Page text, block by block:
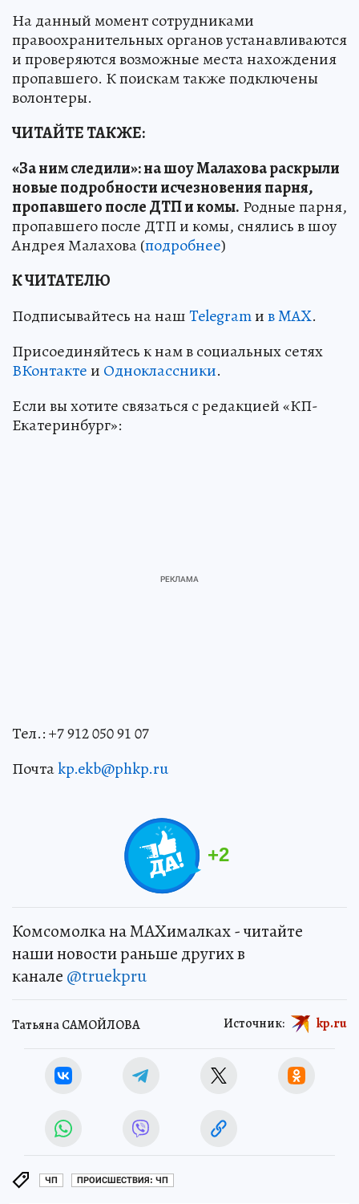
На данный момент сотрудниками
правоохранительных органов устанавливаются
и проверяются возможные места нахождения
пропавшего. К поискам также подключены
волонтеры.
ЧИТАЙТЕ ТАКЖЕ:
«За ним следили»: на шоу Малахова раскрыли
новые подробности исчезновения парня,
пропавшего после ДТП и комы. Родные парня,
пропавшего после ДТП и комы, снялись в шоу
Андрея Малахова (подробнее)
К ЧИТАТЕЛЮ
Подписывайтесь на нашTelegramив MAX.
Присоединяйтесь к нам в социальных сетях
ВКонтактеи Одноклассники.
Если вы хотите связаться с редакцией «КП-
Екатеринбург»:
Тел.: +7 912 050 91 07
Почтаkp.ekb@phkp.ru
+2
Комсомолка на MAXималках - читайте
наши новости раньше других в
канале @truekpru
Татьяна САМОЙЛОВА Источник: kp.ru
ЧП ПРОИСШЕСТВИЯ: ЧП